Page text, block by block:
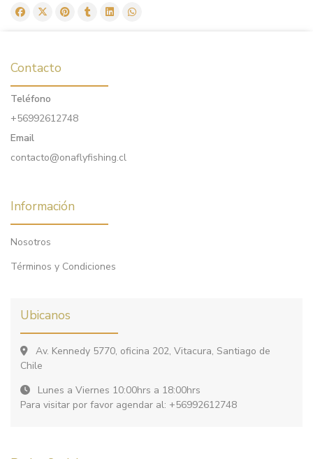
Contacto
Teléfono
+56992612748
Email
contacto@onaflyfishing.cl
Información
Nosotros
Términos y Condiciones
Ubicanos
Av. Kennedy 5770, oficina 202, Vitacura, Santiago de
Chile
Lunes a Viernes 10:00hrs a 18:00hrs
Para visitar por favor agendar al: +56992612748